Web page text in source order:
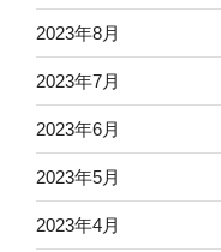
2023年8月
2023年7月
2023年6月
2023年5月
2023年4月